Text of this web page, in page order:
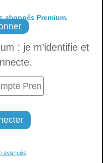
abonnés Premium.
: je m’identifie et
avancée